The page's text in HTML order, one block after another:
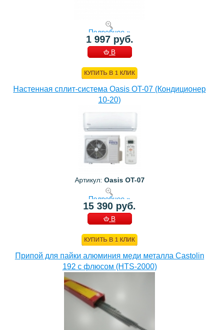
Подробнее »
1 997 руб.
В
КУПИТЬ В 1 КЛИК
Настенная сплит-система Oasis OT-07 (Кондиционер
10-20)
Артикул: Oasis OT-07
Подробнее »
15 390 руб.
В
КУПИТЬ В 1 КЛИК
Припой для пайки алюминия меди металла Castolin
192 с флюсом (HTS-2000)